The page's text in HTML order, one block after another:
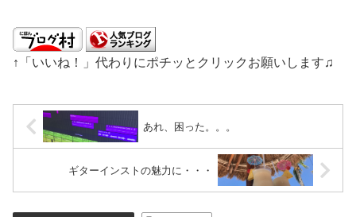
↑「いいね！」代わりにポチッとクリックお願いします♫
あれ、困った。。。
ギターインストの魅力に・・・